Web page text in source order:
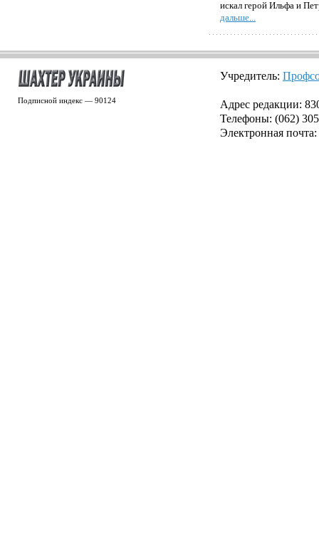
искал герой Ильфа и
дальше...
Подписной индекс — 90124
Учредитель:
Адрес редакции:
Телефоны: (062)
Электронная почта: